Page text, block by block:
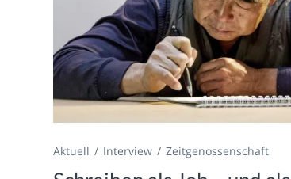
Aktuell Interview Zeitgenossenschaft